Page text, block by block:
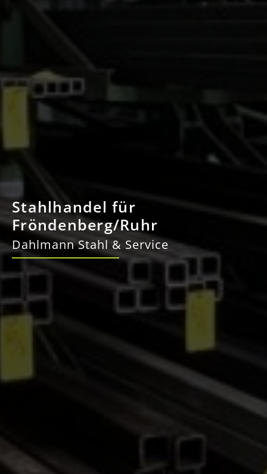
Stahlhandel für
Fröndenberg/Ruhr
Dahlmann Stahl & Service